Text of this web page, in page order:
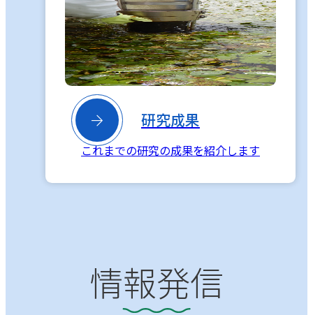
 研究成果
これまでの研究の成果を紹介します
情報発信